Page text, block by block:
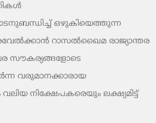
ഒഴുകിയെത്തുന്ന
റാസൽഖൈമ രാജ്യാന്തര
സൗകര്യങ്ങളോടെ
വരുമാനക്കാരായ
നിക്ഷേപകരെയും ലക്ഷ്യമിട്ട്